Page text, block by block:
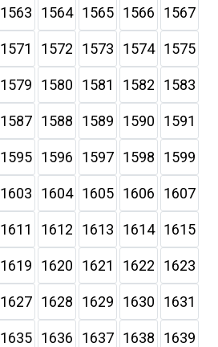
1563 1564 1565 1566 1567
1571 1572 1573 1574 1575
1579 1580 1581 1582 1583
1587 1588 1589 1590 1591
1595 1596 1597 1598 1599
1603 1604 1605 1606 1607
1611 1612 1613 1614 1615
1619 1620 1621 1622 1623
1627 1628 1629 1630 1631
1635 1636 1637 1638 1639